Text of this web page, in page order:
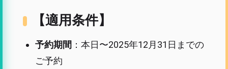
【適用条件】
予約期間 ：本日〜2025年12月31日までの
ご予約